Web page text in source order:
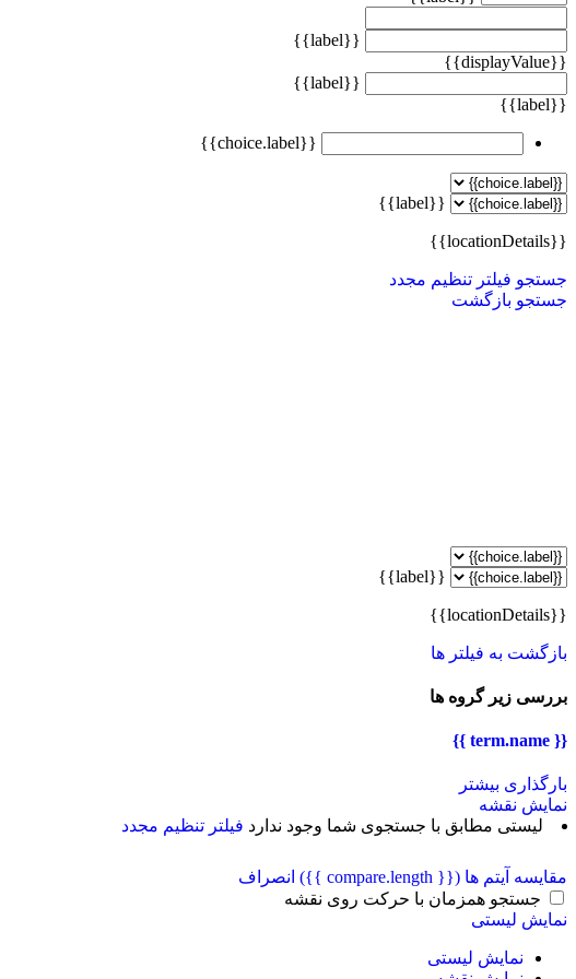
{{label}}
{{displayValue}}
{{label}}
{{label}}
{{choice.label}}
{{label}}
{{locationDetails}}
جستجو فیلتر تنظیم مجدد
جستجو بازگشت
{{label}}
{{locationDetails}}
بازگشت به فیلتر ها
بررسی زیر گروه ها
{{ term.name }}
بارگذاری بیشتر
نمایش نقشه
لیستی مطابق با جستجوی شما وجود ندارد فیلتر تنظیم مجدد
مقایسه آیتم ها ({{ compare.length }})
انصراف
جستجو همزمان با حرکت روی نقشه
نمایش لیستی
نمایش لیستی